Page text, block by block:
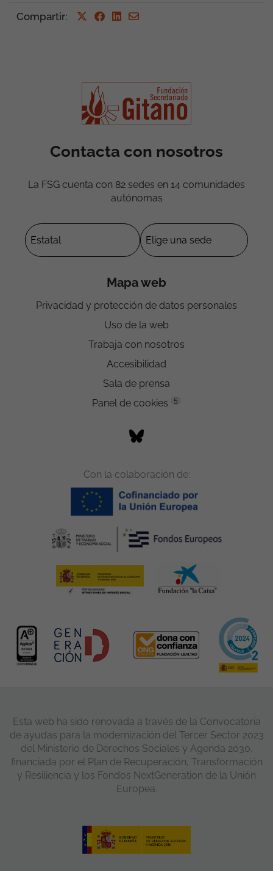
Compartir:
Contacta con nosotros
La FSG cuenta con 82 sedes en 14 comunidades
autónomas
Mapa web
Privacidad y protección de datos personales
Uso de la web
Trabaja con nosotros
Accesibilidad
Sala de prensa
Panel de cookies
5
Con la colaboración de:
Esta web ha sido renovada a través de la Convocatoria
de ayudas para la modernización del Tercer Sector 2023
del Ministerio de Derechos Sociales y Agenda 2030,
financiada por el Plan de Recuperación, Transformación
y Resiliencia y los Fondos NextGeneration de la Unión
Europea.